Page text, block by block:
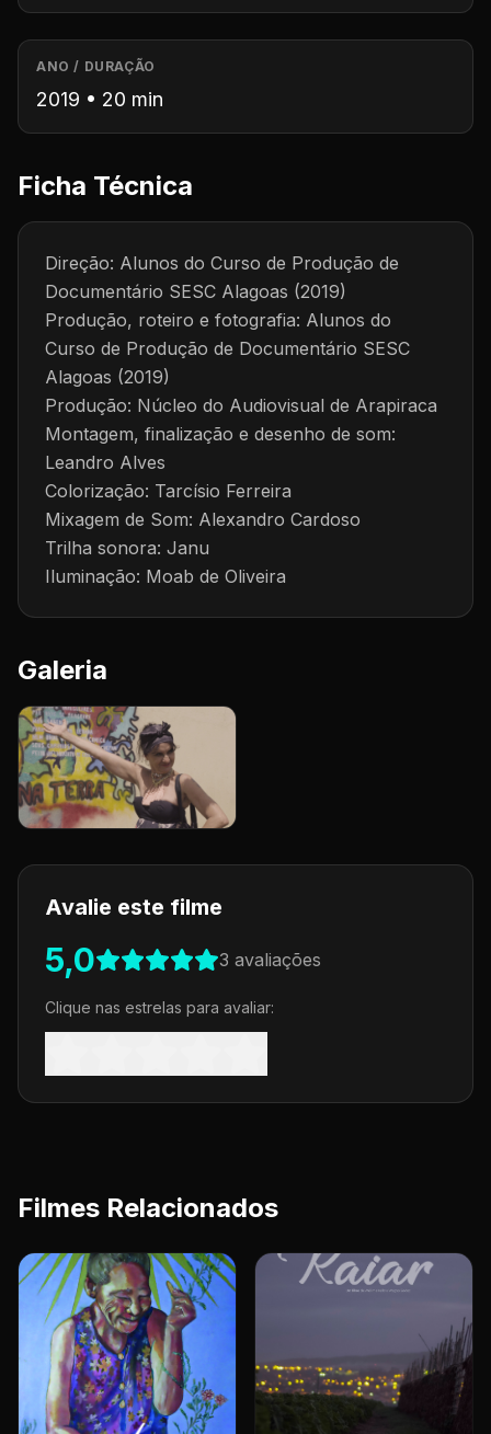
ANO / DURAÇÃO
2019 • 20 min
Ficha Técnica
Direção: Alunos do Curso de Produção de
Documentário SESC Alagoas (2019)
Produção, roteiro e fotografia: Alunos do
Curso de Produção de Documentário SESC
Alagoas (2019)
Produção: Núcleo do Audiovisual de Arapiraca
Montagem, finalização e desenho de som:
Leandro Alves
Colorização: Tarcísio Ferreira
Mixagem de Som: Alexandro Cardoso
Trilha sonora: Janu
Iluminação: Moab de Oliveira
Galeria
Avalie este filme
5,0 3 avaliações
Clique nas estrelas para avaliar:
Filmes Relacionados